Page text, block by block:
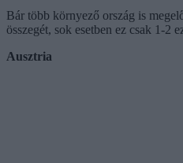
Bár több környező ország is
összegét, sok esetben ez csak 1-2
Ausztria